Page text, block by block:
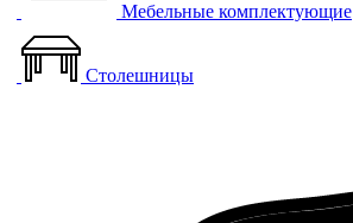
Мебельные комплектующие
Столешницы